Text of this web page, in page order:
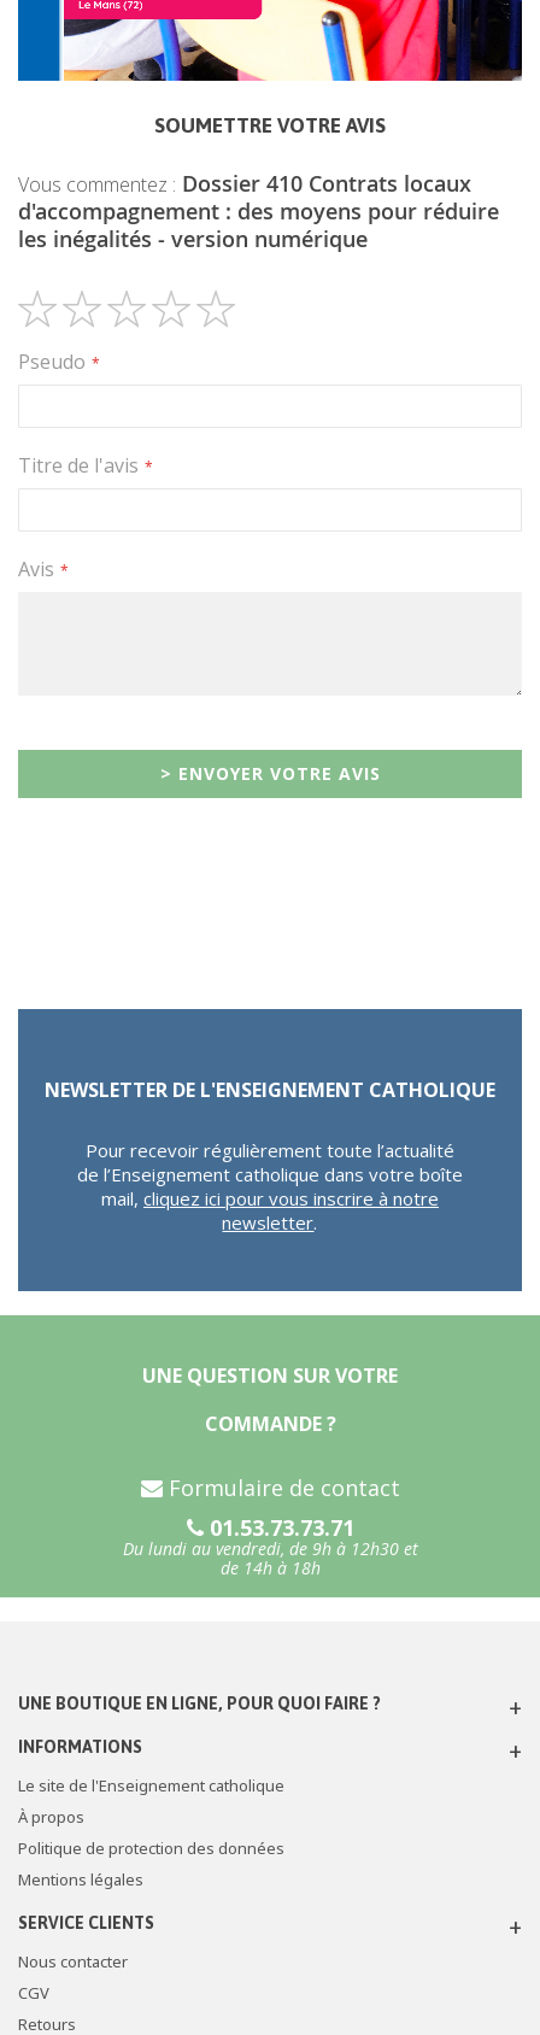
SOUMETTRE VOTRE AVIS
Vous commentez : Dossier 410 Contrats locaux
d'accompagnement : des moyens pour réduire
les inégalités - version numérique
étoile
étoiles
étoiles
étoiles
étoiles
Pseudo
Titre de l'avis
Avis
> ENVOYER VOTRE AVIS
NEWSLETTER DE L'ENSEIGNEMENT CATHOLIQUE
Pour recevoir régulièrement toute l’actualité
de l’Enseignement catholique dans votre boîte
mail, cliquez ici pour vous inscrire à notre
newsletter.
UNE QUESTION SUR VOTRE
COMMANDE ?
Formulaire de contact
01.53.73.73.71
Du lundi au vendredi, de 9h à 12h30 et
de 14h à 18h
UNE BOUTIQUE EN LIGNE, POUR QUOI FAIRE ?
INFORMATIONS
Le site de l'Enseignement catholique
À propos
Politique de protection des données
Mentions légales
SERVICE CLIENTS
Nous contacter
CGV
Retours